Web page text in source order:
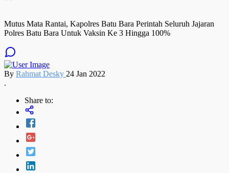
Mutus Mata Rantai, Kapolres Batu Bara Perintah Seluruh Jajaran
Polres Batu Bara Untuk Vaksin Ke 3 Hingga 100%
By Rahmat Desky 24 Jan 2022
.
Share to: